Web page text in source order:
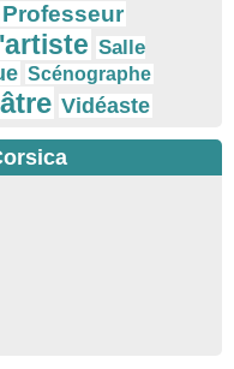
Professeur
Salle
Scénographe
Vidéaste